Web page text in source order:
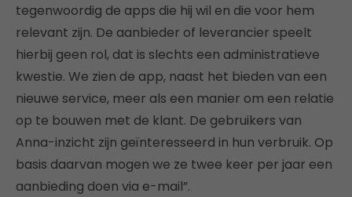
tegenwoordig de apps die hij wil en die voor hem
relevant zijn. De aanbieder of leverancier speelt
hierbij geen rol, dat is slechts een administratieve
kwestie. We zien de app, naast het bieden van een
nieuwe service, meer als een manier om een relatie
op te bouwen met de klant. De gebruikers van
Anna-inzicht zijn geïnteresseerd in hun verbruik. Op
basis daarvan mogen we ze twee keer per jaar een
aanbieding doen via e-mail”.